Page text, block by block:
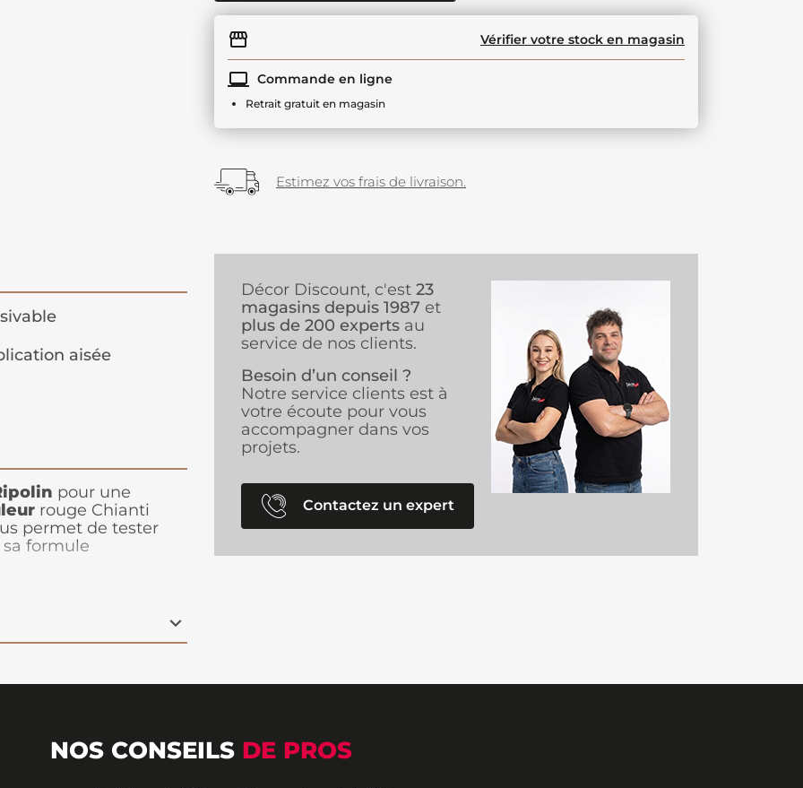
Vérifier votre stock en magasin
Commande en ligne
Retrait gratuit en magasin
Estimez vos frais de livraison.
aisée
pour une
rouge Chianti
permet de tester
formule
sur les murs, les
Ripolin
Décor Discount, c'est 23
magasins depuis 1987 et
plus de 200 experts au
service de nos clients.
Besoin d’un conseil ?
Notre service clients est à
votre écoute pour vous
accompagner dans vos
projets.
Contactez un expert
NOS CONSEILS DE PROS